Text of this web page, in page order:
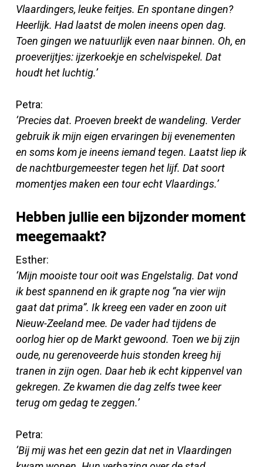
Vlaardingers, leuke feitjes. En spontane dingen?
Heerlijk. Had laatst de molen ineens open dag.
Toen gingen we natuurlijk even naar binnen. Oh, en
proeverijtjes: ijzerkoekje en schelvispekel. Dat
houdt het luchtig.’
Petra:
‘Precies dat. Proeven breekt de wandeling. Verder
gebruik ik mijn eigen ervaringen bij evenementen
en soms kom je ineens iemand tegen. Laatst liep ik
de nachtburgemeester tegen het lijf. Dat soort
momentjes maken een tour echt Vlaardings.’
Hebben jullie een bijzonder moment
meegemaakt?
Esther:
‘Mijn mooiste tour ooit was Engelstalig. Dat vond
ik best spannend en ik grapte nog “na vier wijn
gaat dat prima”. Ik kreeg een vader en zoon uit
Nieuw-Zeeland mee. De vader had tijdens de
oorlog hier op de Markt gewoond. Toen we bij zijn
oude, nu gerenoveerde huis stonden kreeg hij
tranen in zijn ogen. Daar heb ik echt kippenvel van
gekregen. Ze kwamen die dag zelfs twee keer
terug om gedag te zeggen.’
Petra:
‘Bij mij was het een gezin dat net in Vlaardingen